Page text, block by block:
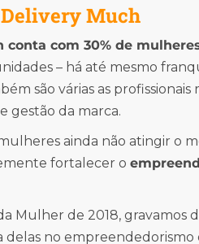
Much
conta com 30% de
– há até mesmo
são várias as profissionais
gestão da marca.
ainda não atingir o
fortalecer o
Mulher de 2018, gravamos
delas no empreendedorismo